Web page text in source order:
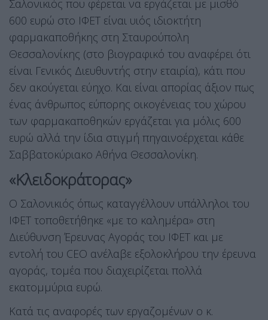
Σαλονικιός που φέρεται να εργάζεται με μισθό
600 ευρώ στο ΙΦΕΤ είναι υιός ιδιοκτήτη
φαρμακαποθήκης στη Σταυρούπολη
Θεσσαλονίκης (στο βιογραφικό του αναφέρει ότι
είναι Γενικός Διευθυντής στην εταιρία), κάτι που
δεν ακούγεται εύηχο. Και είναι απορίας άξιον πως
ένας άνθρωπος εύπορης οικογένειας του χώρου
των φαρμακαποθηκών εργάζεται για μόλις 600
ευρώ αλλά την ίδια στιγμή πηγαινοέρχεται κάθε
Σαββατοκύριακο Αθήνα Θεσσαλονίκη.
«Κλειδοκράτορας»
Ο Σαλονικιός όπως καταγγέλλουν υπάλληλοι του
ΙΦΕΤ τοποθετήθηκε «με το καλημέρα» στη
Διεύθυνση Έρευνας Αγοράς του ΙΦΕΤ και με
εντολή του CEO ανέλαβε εξολοκλήρου την έρευνα
αγοράς, τομέα που διαχειρίζεται πολλά
εκατομμύρια ευρώ.
Κατά τις αναφορές των εργαζομένων ο κ.